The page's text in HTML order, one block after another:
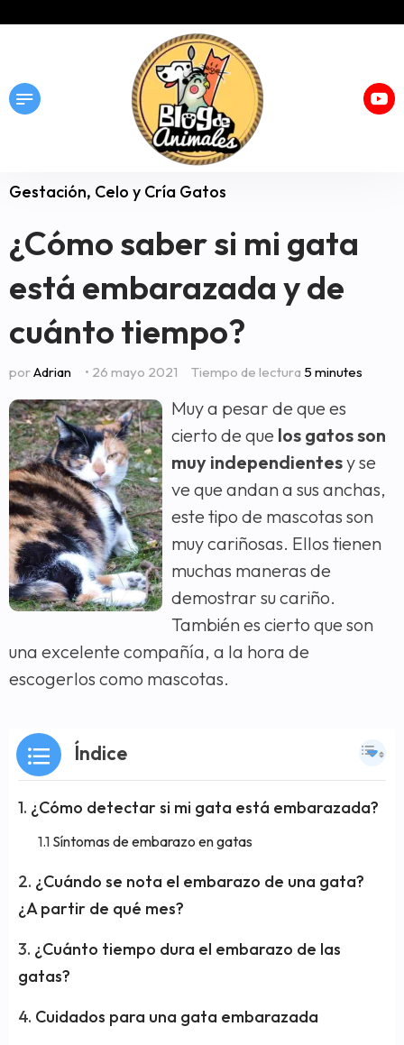
Gestación, Celo y Cría Gatos
¿Cómo saber si mi gata
está embarazada y de
cuánto tiempo?
porAdrian • 26 mayo 2021 Tiempo de lectura 5 minutes
Muy a pesar de que es
cierto de que los gatos son
muy independientesy se
ve que andan a sus anchas,
este tipo de mascotas son
muy cariñosas. Ellos tienen
muchas maneras de
demostrar su cariño.
También es cierto que son
una excelente compañía, a la hora de
escogerlos como mascotas.
Índice
¿Cómo detectar si mi gata está embarazada?
Síntomas de embarazo en gatas
¿Cuándo se nota el embarazo de una gata?
¿A partir de qué mes?
¿Cuánto tiempo dura el embarazo de las
gatas?
Cuidados para una gata embarazada